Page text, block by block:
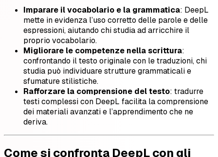
Imparare il vocabolario e la grammatica: DeepL
mette in evidenza l’uso corretto delle parole e delle
espressioni, aiutando chi studia ad arricchire il
proprio vocabolario.
Migliorare le competenze nella scrittura:
confrontando il testo originale con le traduzioni, chi
studia può individuare strutture grammaticali e
sfumature stilistiche.
Rafforzare la comprensione del testo: tradurre
testi complessi con DeepL facilita la comprensione
dei materiali avanzati e l’apprendimento che ne
deriva.
Come si confronta DeepL con gli